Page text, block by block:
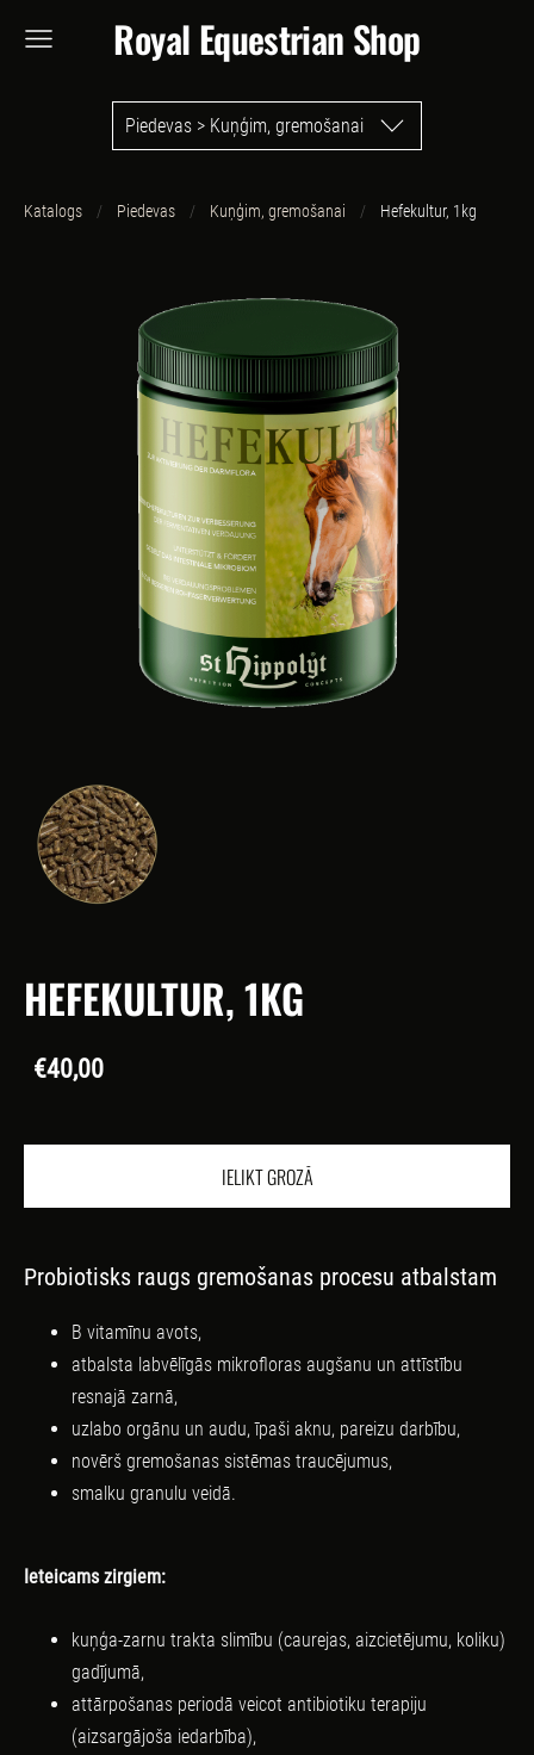
Royal Equestrian Shop
Piedevas > Kuņģim, gremošanai
Katalogs Piedevas Kuņģim, gremošanai Hefekultur, 1kg
HEFEKULTUR, 1KG
€40,00
IELIKT GROZĀ
Probiotisks raugs gremošanas procesu atbalstam
B vitamīnu avots,
atbalsta labvēlīgās mikrofloras augšanu un attīstību
resnajā zarnā,
uzlabo orgānu un audu, īpaši aknu, pareizu darbību,
novērš gremošanas sistēmas traucējumus,
smalku granulu veidā.
Ieteicams zirgiem:
kuņģa-zarnu trakta slimību (caurejas, aizcietējumu, koliku)
gadījumā,
attārpošanas periodā veicot antibiotiku terapiju
(aizsargājoša iedarbība),